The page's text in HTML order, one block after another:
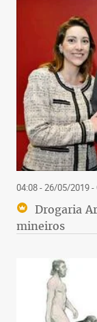
04:08 - 26/05/2019-
Drogaria
mineiros